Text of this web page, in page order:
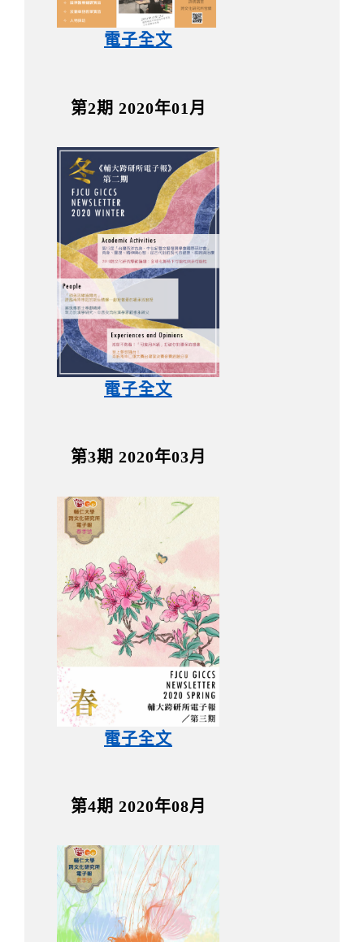
電子全文
第2期 2020年01月
電子全文
第3期 2020年03月
電子全文
第4期 2020年08月